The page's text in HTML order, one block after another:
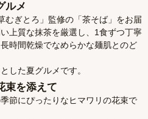
ルメ
むぎとろ」監修の「茶そば」をお届
上質な抹茶を厳選し、1食ずつ丁寧
時間乾燥でなめらかな麺肌とのど
した夏グルメです。
束を添えて
節にぴったりなヒマワリの花束で